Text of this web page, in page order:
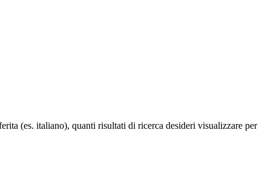
(es. italiano), quanti risultati di ricerca desideri visualizzare per